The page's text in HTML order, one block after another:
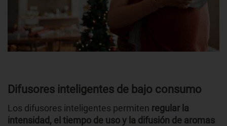
Difusores inteligentes de bajo consumo
Los difusores inteligentes permiten regular la
intensidad, el tiempo de uso y la difusión de aromas